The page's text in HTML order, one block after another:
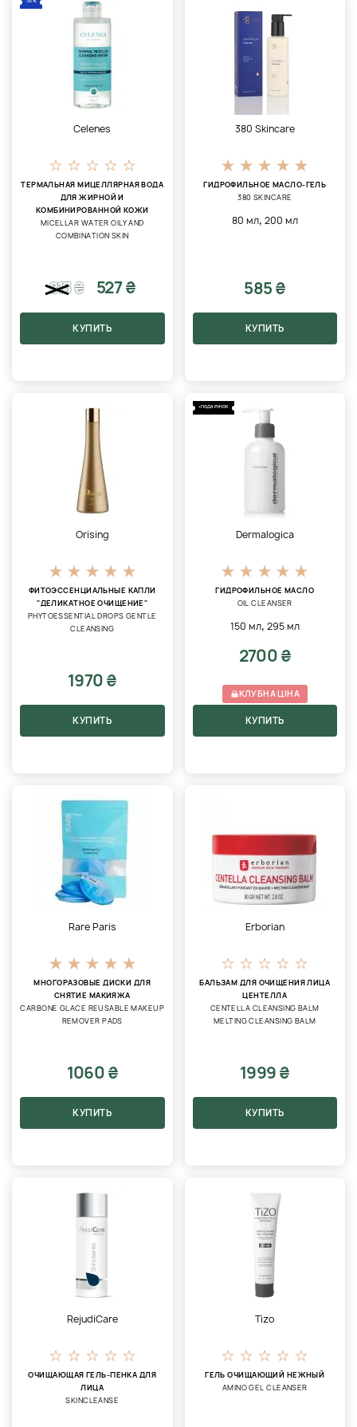
-35%
Celenes
ТЕРМАЛЬНАЯ МИЦЕЛЛЯРНАЯ ВОДА
ДЛЯ ЖИРНОЙ И
КОМБИНИРОВАННОЙ КОЖИ
MICELLAR WATER OILY AND
COMBINATION SKIN
813₴ 527 ₴
КУПИТЬ
380 Skincare
ГИДРОФИЛЬНОЕ МАСЛО-ГЕЛЬ
380 SKINCARE
80 мл, 200 мл
585 ₴
КУПИТЬ
Orising
ФИТОЭССЕНЦИАЛЬНЫЕ КАПЛИ
"ДЕЛИКАТНОЕ ОЧИЩЕНИЕ"
PHYTOESSENTIAL DROPS GENTLE
CLEANSING
1970 ₴
КУПИТЬ
+ПОДАРУНОК
Dermalogica
ГИДРОФИЛЬНОЕ МАСЛО
OIL CLEANSER
150 мл, 295 мл
2700 ₴
КЛУБНА ЦІНА
КУПИТЬ
Rare Paris
МНОГОРАЗОВЫЕ ДИСКИ ДЛЯ
СНЯТИЕ МАКИЯЖА
CARBONE GLACE REUSABLE MAKEUP
REMOVER PADS
1060 ₴
КУПИТЬ
Erborian
БАЛЬЗАМ ДЛЯ ОЧИЩЕНИЯ ЛИЦА
ЦЕНТЕЛЛА
CENTELLA CLEANSING BALM
MELTING CLEANSING BALM
1999 ₴
КУПИТЬ
RejudiCare
ОЧИЩАЮЩАЯ ГЕЛЬ-ПЕНКА ДЛЯ
ЛИЦА
SKINCLEANSE
Tizo
ГЕЛЬ ОЧИЩАЮЩИЙ НЕЖНЫЙ
AMINO GEL CLEANSER